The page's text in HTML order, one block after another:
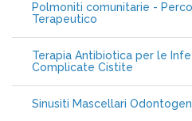
Polmoniti comunitarie -
Terapeutico
Terapia Antibiotica per le
Complicate Cistite
Sinusiti Mascellari